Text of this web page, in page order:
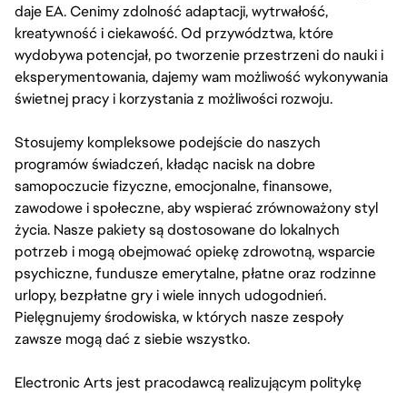
daje EA. Cenimy zdolność adaptacji, wytrwałość,
kreatywność i ciekawość. Od przywództwa, które
wydobywa potencjał, po tworzenie przestrzeni do nauki i
eksperymentowania, dajemy wam możliwość wykonywania
świetnej pracy i korzystania z możliwości rozwoju.
Stosujemy kompleksowe podejście do naszych
programów świadczeń, kładąc nacisk na dobre
samopoczucie fizyczne, emocjonalne, finansowe,
zawodowe i społeczne, aby wspierać zrównoważony styl
życia. Nasze pakiety są dostosowane do lokalnych
potrzeb i mogą obejmować opiekę zdrowotną, wsparcie
psychiczne, fundusze emerytalne, płatne oraz rodzinne
urlopy, bezpłatne gry i wiele innych udogodnień.
Pielęgnujemy środowiska, w których nasze zespoły
zawsze mogą dać z siebie wszystko.
Electronic Arts jest pracodawcą realizującym politykę